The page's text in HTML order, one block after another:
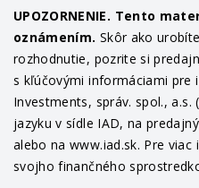
UPOZORNENIE. Tento
oznámením. Skôr ako
rozhodnutie, pozrite si
s kľúčovými informáciami pre
Investments, správ. spol., a.s.
jazyku v sídle IAD, na
alebo na www.iad.sk. Pre
svojho finančného